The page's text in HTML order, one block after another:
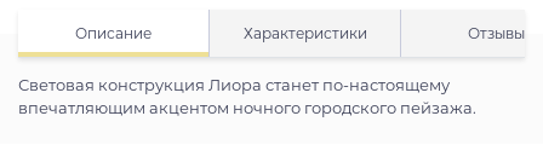
Описание Характеристики Отзывы
Световая конструкция Лиора станет по-настоящему
впечатляющим акцентом ночного городского пейзажа.